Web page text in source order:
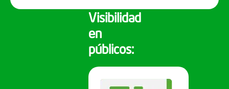
Visibilidad
en
públicos: